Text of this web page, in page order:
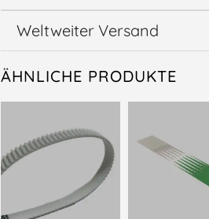
Weltweiter Versand
ÄHNLICHE PRODUKTE